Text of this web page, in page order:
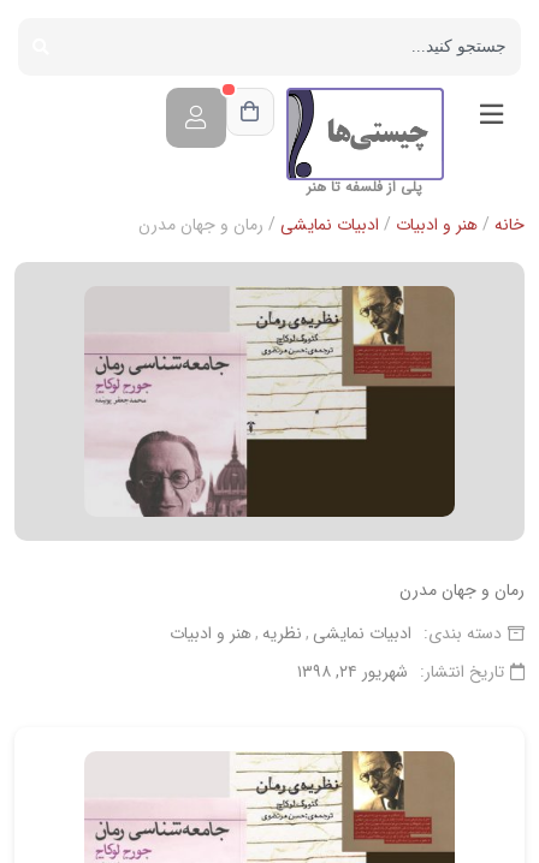
پلی از فلسفه تا هنر
خانه /هنر و ادبیات / ادبیات نمایشی / رمان و جهان مدرن
رمان و جهان مدرن
دسته بندی: ادبیات نمایشی نظریه هنر و ادبیات
تاریخ انتشار: شهریور ۲۴, ۱۳۹۸